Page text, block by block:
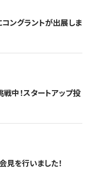
ングラントが出展しま
中！スタートアップ投
見を行いました！